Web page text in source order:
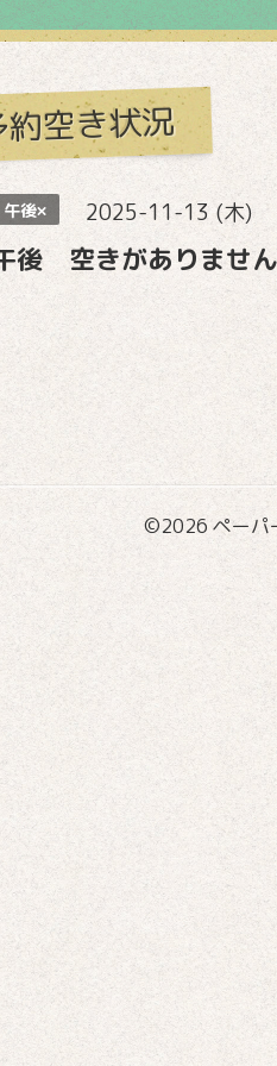
空き状況
午後× 2025-11-13 (木)
後 空きがありません
©2026 ペー